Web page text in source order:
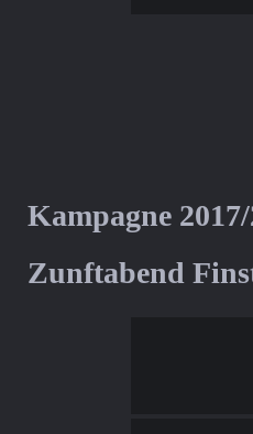
Kampagne
Zunftabend